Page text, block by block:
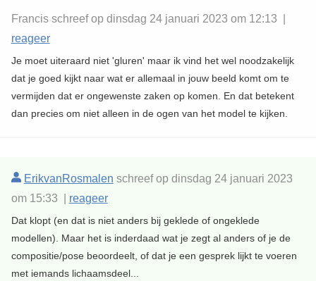
Francis schreef op dinsdag 24 januari 2023 om 12:13 |
reageer
Je moet uiteraard niet 'gluren' maar ik vind het wel noodzakelijk
dat je goed kijkt naar wat er allemaal in jouw beeld komt om te
vermijden dat er ongewenste zaken op komen. En dat betekent
dan precies om niet alleen in de ogen van het model te kijken.
ErikvanRosmalen schreef op dinsdag 24 januari 2023
om 15:33 | reageer
Dat klopt (en dat is niet anders bij geklede of ongeklede
modellen). Maar het is inderdaad wat je zegt al anders of je de
compositie/pose beoordeelt, of dat je een gesprek lijkt te voeren
met iemands lichaamsdeel...